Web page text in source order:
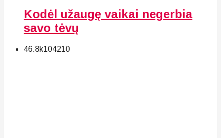
Kodėl užaugę vaikai negerbia
savo tėvų
46.8k104210